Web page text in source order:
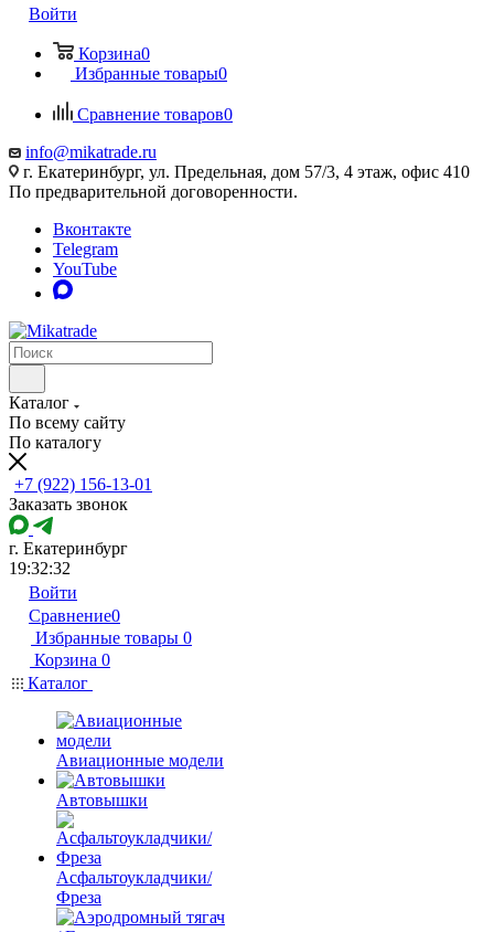
Войти
Корзина0
Избранные товары0
Сравнение товаров0
info@mikatrade.ru
г. Екатеринбург, ул. Предельная, дом 57/3, 4 этаж, офис 410
По предварительной договоренности.
Вконтакте
Telegram
YouTube
Каталог
По всему сайту
По каталогу
+7 (922) 156-13-01
Заказать звонок
г. Екатеринбург
19:32:32
Войти
Сравнение0
Избранные товары 0
Корзина 0
Каталог
Авиационные модели
Автовышки
Асфальтоукладчики/
Фреза